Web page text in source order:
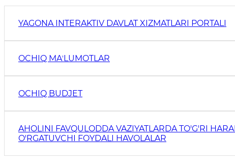
YAGONA INTERAKTIV DAVLAT XIZMATLARI PORTALI
OCHIQ MAʼLUMOTLAR
OCHIQ BUDJET
AHOLINI FAVQULODDA VAZIYATLARDA TO'G'RI
O'RGATUVCHI FOYDALI HAVOLALAR